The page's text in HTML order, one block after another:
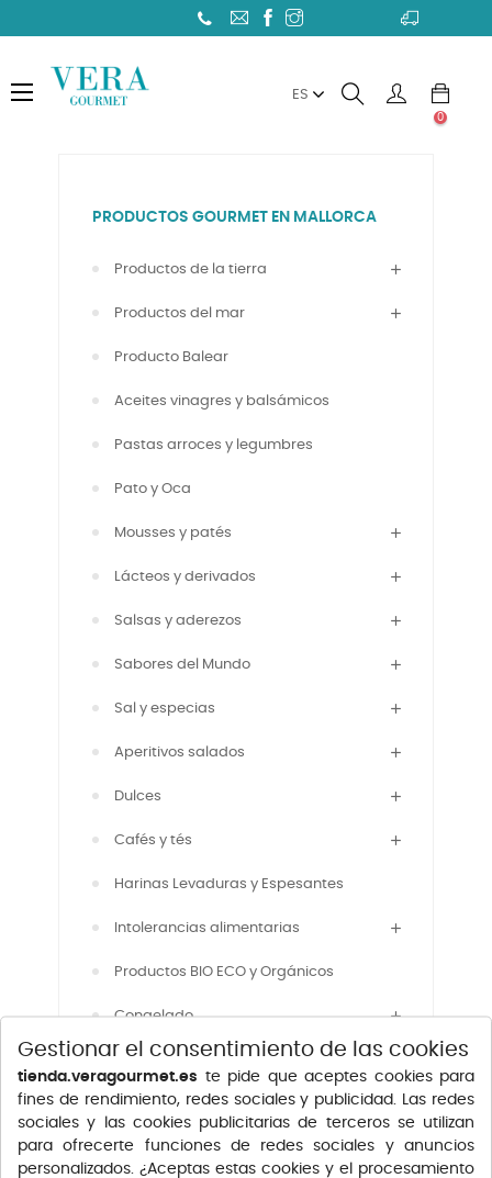
Toggle
☰ ES
0
PRODUCTOS GOURMET EN MALLORCA
Productos de la tierra
Productos del mar
Producto Balear
Aceites vinagres y balsámicos
Pastas arroces y legumbres
Pato y Oca
Mousses y patés
Lácteos y derivados
Salsas y aderezos
Sabores del Mundo
Sal y especias
Aperitivos salados
Dulces
Cafés y tés
Harinas Levaduras y Espesantes
Intolerancias alimentarias
Productos BIO ECO y Orgánicos
Congelado
Platos precocinados
Fruta y Verdura
Producto Vegano
Gestionar el consentimiento de las cookies
tienda.veragourmet.es te pide que aceptes cookies para
fines de rendimiento, redes sociales y publicidad. Las redes
sociales y las cookies publicitarias de terceros se utilizan
para ofrecerte funciones de redes sociales y anuncios
personalizados. ¿Aceptas estas cookies y el procesamiento